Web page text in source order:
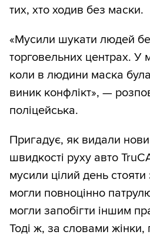
тих, хто ходив без маски.
«Мусили шукати людей
торговельних центрах. У
коли в людини маска
виник конфлікт», —
поліцейська.
Пригадує, як видали
швидкості руху авто
мусили цілий день стояти
могли повноцінно
могли запобігти іншим
Тоді ж, за словами